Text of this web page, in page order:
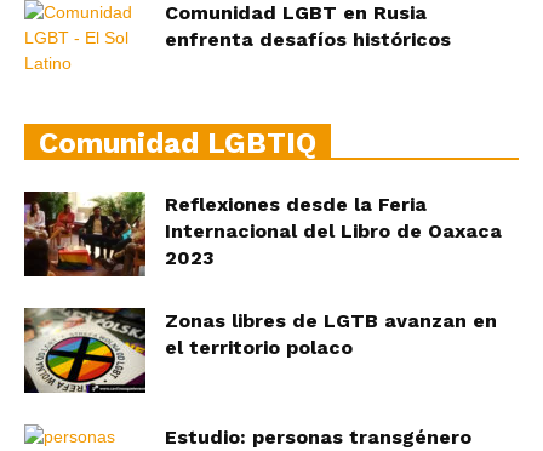
Comunidad LGBT en Rusia
enfrenta desafíos históricos
Comunidad LGBTIQ
Reflexiones desde la Feria
Internacional del Libro de Oaxaca
2023
Zonas libres de LGTB avanzan en
el territorio polaco
Estudio: personas transgénero